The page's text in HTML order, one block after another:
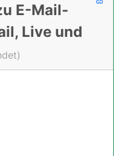
E-Mail-
Live und